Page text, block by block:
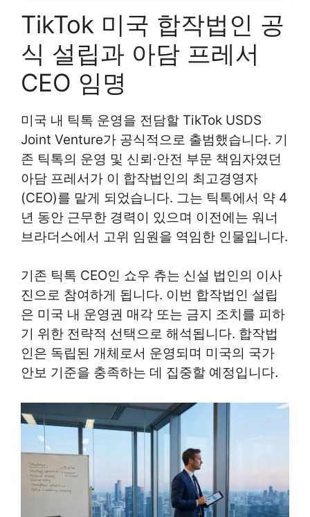
TikTok 미국 합작법인 공
식 설립과 아담 프레서
CEO 임명
미국 내 틱톡 운영을 전담할 TikTok USDS
Joint Venture가 공식적으로 출범했습니다. 기
존 틱톡의 운영 및 신뢰·안전 부문 책임자였던
아담 프레서가 이 합작법인의 최고경영자
(CEO)를 맡게 되었습니다. 그는 틱톡에서 약 4
년 동안 근무한 경력이 있으며 이전에는 워너
브라더스에서 고위 임원을 역임한 인물입니다.
기존 틱톡 CEO인 쇼우 츄는 신설 법인의 이사
진으로 참여하게 됩니다. 이번 합작법인 설립
은 미국 내 운영권 매각 또는 금지 조치를 피하
기 위한 전략적 선택으로 해석됩니다. 합작법
인은 독립된 개체로서 운영되며 미국의 국가
안보 기준을 충족하는 데 집중할 예정입니다.